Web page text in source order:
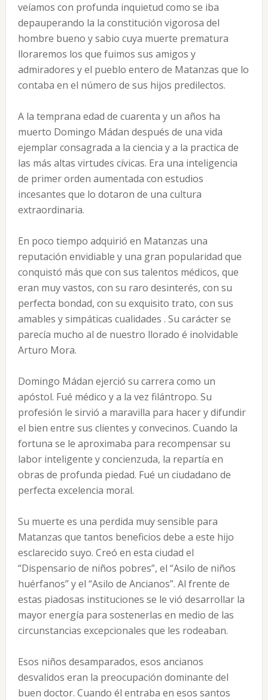
veíamos con profunda inquietud como se iba
depauperando la la constitución vigorosa del
hombre bueno y sabio cuya muerte prematura
lloraremos los que fuimos sus amigos y
admiradores y el pueblo entero de Matanzas que lo
contaba en el número de sus hijos predilectos.
A la temprana edad de cuarenta y un años ha
muerto Domingo Mádan después de una vida
ejemplar consagrada a la ciencia y a la practica de
las más altas virtudes cívicas. Era una inteligencia
de primer orden aumentada con estudios
incesantes que lo dotaron de una cultura
extraordinaria.
En poco tiempo adquirió en Matanzas una
reputación envidiable y una gran popularidad que
conquistó más que con sus talentos médicos, que
eran muy vastos, con su raro desinterés, con su
perfecta bondad, con su exquisito trato, con sus
amables y simpáticas cualidades . Su carácter se
parecía mucho al de nuestro llorado é inolvidable
Arturo Mora.
Domingo Mádan ejerció su carrera como un
apóstol. Fué médico y a la vez filántropo. Su
profesión le sirvió a maravilla para hacer y difundir
el bien entre sus clientes y convecinos. Cuando la
fortuna se le aproximaba para recompensar su
labor inteligente y concienzuda, la repartía en
obras de profunda piedad. Fué un ciudadano de
perfecta excelencia moral.
Su muerte es una perdida muy sensible para
Matanzas que tantos beneficios debe a este hijo
esclarecido suyo. Creó en esta ciudad el
“Dispensario de niños pobres”, el “Asilo de niños
huérfanos” y el “Asilo de Ancianos”. Al frente de
estas piadosas instituciones se le vió desarrollar la
mayor energía para sostenerlas en medio de las
circunstancias excepcionales que les rodeaban.
Esos niños desamparados, esos ancianos
desvalidos eran la preocupación dominante del
buen doctor. Cuando él entraba en esos santos